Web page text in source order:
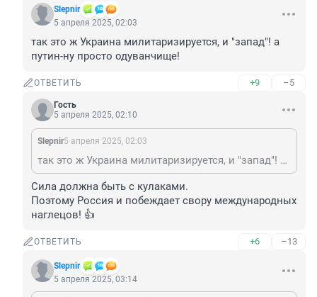
Slepnir
5 апреля 2025, 02:03
так это ж Украина милитаризируется, и "запад"! а
путин-ну просто одуванчище!
ОТВЕТИТЬ +9 –5
Гость
5 апреля 2025, 02:10
Slepnir5 апреля 2025, 02:03
так это ж Украина милитаризируется, и "запад"! а путин-ну просто одуванчище!
Сила должна быть с кулаками.
Поэтому Россия и побеждает свору международных
наглецов! 👍
ОТВЕТИТЬ +6 –13
Slepnir
5 апреля 2025, 03:14